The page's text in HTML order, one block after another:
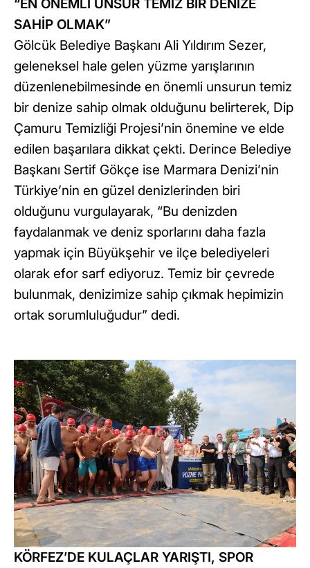
“EN ÖNEMLİ UNSUR TEMİZ BİR DENİZE
SAHİP OLMAK”
Gölcük Belediye Başkanı Ali Yıldırım Sezer,
geleneksel hale gelen yüzme yarışlarının
düzenlenebilmesinde en önemli unsurun temiz
bir denize sahip olmak olduğunu belirterek, Dip
Çamuru Temizliği Projesi’nin önemine ve elde
edilen başarılara dikkat çekti. Derince Belediye
Başkanı Sertif Gökçe ise Marmara Denizi’nin
Türkiye’nin en güzel denizlerinden biri
olduğunu vurgulayarak, “Bu denizden
faydalanmak ve deniz sporlarını daha fazla
yapmak için Büyükşehir ve ilçe belediyeleri
olarak efor sarf ediyoruz. Temiz bir çevrede
bulunmak, denizimize sahip çıkmak hepimizin
ortak sorumluluğudur” dedi.
KÖRFEZ’DE KULAÇLAR YARIŞTI, SPOR